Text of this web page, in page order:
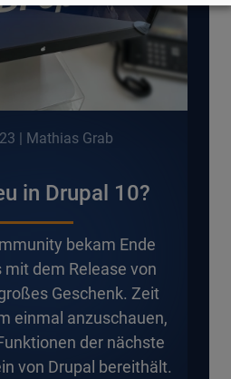
| Mathias Grab
in Drupal 10?
bekam Ende
dem Release von
Geschenk. Zeit
einmal anzuschauen,
der nächste
von Drupal bereithält.